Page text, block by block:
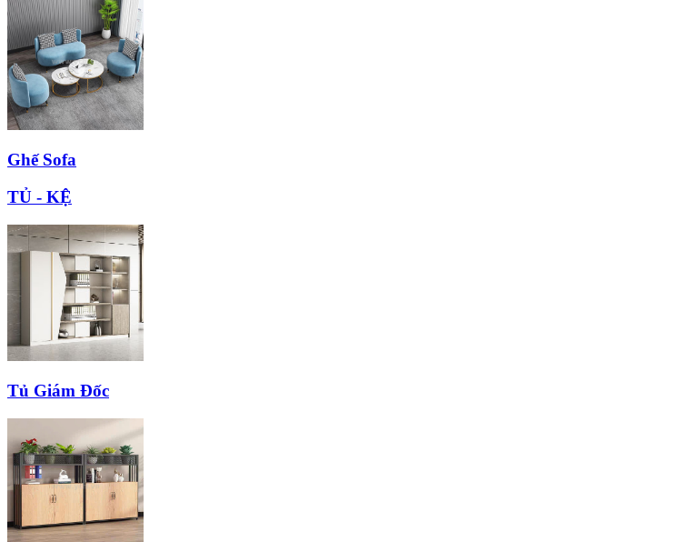
Ghế Sofa
TỦ - KỆ
Tủ Giám Đốc